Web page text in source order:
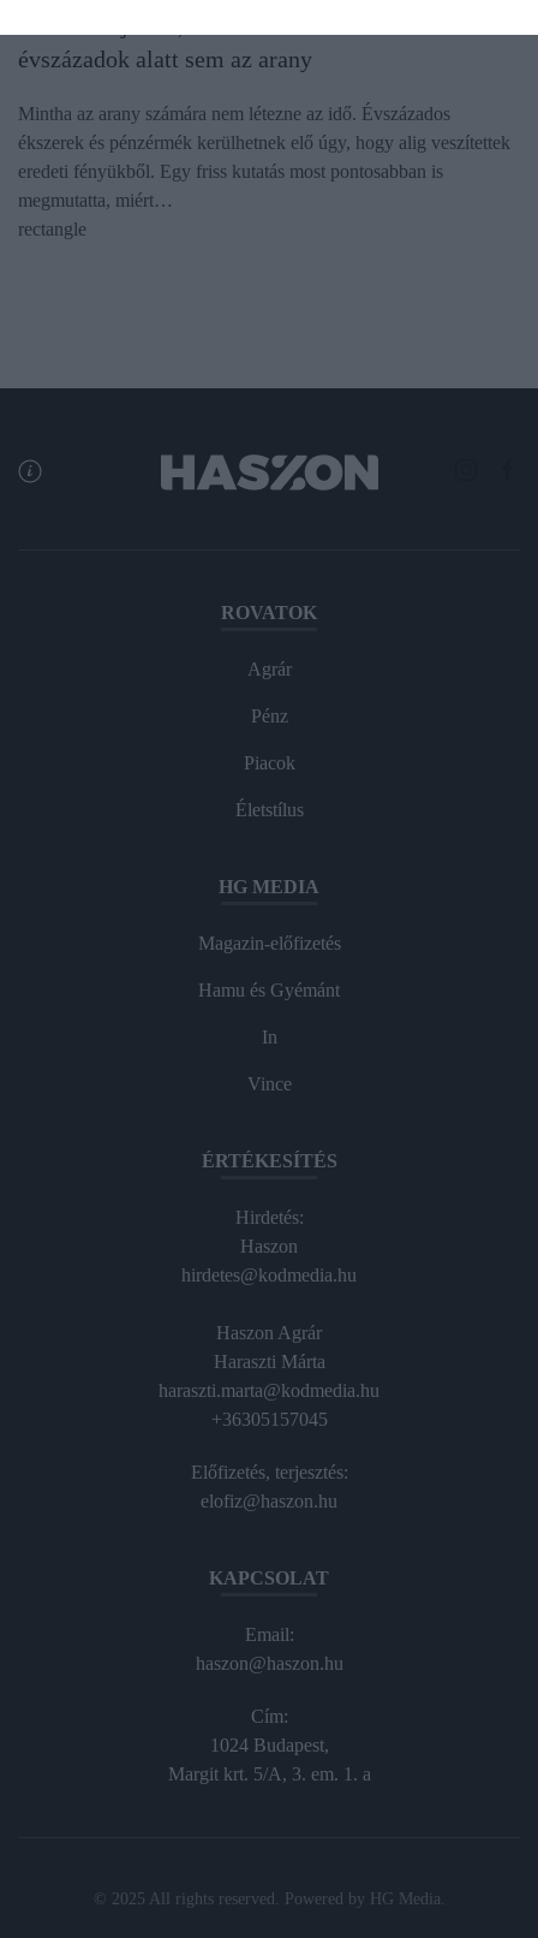
évszázadok alatt sem az arany
Mintha az arany számára nem létezne az idő. Évszázados
ékszerek és pénzérmék kerülhetnek elő úgy, hogy alig veszítettek
eredeti fényükből. Egy friss kutatás most pontosabban is
megmutatta, miért…
rectangle
ROVATOK
Agrár
Pénz
Piacok
Életstílus
HG MEDIA
Magazin-előfizetés
Hamu és Gyémánt
In
Vince
ÉRTÉKESÍTÉS
Hirdetés:
Haszon
hirdetes@kodmedia.hu
Haszon Agrár
Haraszti Márta
haraszti.marta@kodmedia.hu
+36305157045
Előfizetés, terjesztés:
elofiz@haszon.hu
KAPCSOLAT
Email:
haszon@haszon.hu
Cím:
1024 Budapest,
Margit krt. 5/A, 3. em. 1. a
© 2025 All rights reserved. Powered by HG Media